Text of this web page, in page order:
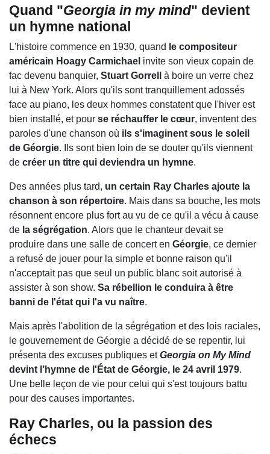
Quand "Georgia in my mind" devient
un hymne national
L'histoire commence en 1930, quand le compositeur
américain Hoagy Carmichael invite son vieux copain de
fac devenu banquier, Stuart Gorrell à boire un verre chez
lui à New York. Alors qu'ils sont tranquillement adossés
face au piano, les deux hommes constatent que l'hiver est
bien installé, et pour se réchauffer le cœur, inventent des
paroles d'une chanson où ils s'imaginent sous le soleil
de Géorgie. Ils sont bien loin de se douter qu'ils viennent
de créer un titre qui deviendra un hymne.
Des années plus tard, un certain Ray Charles ajoute la
chanson à son répertoire. Mais dans sa bouche, les mots
résonnent encore plus fort au vu de ce qu'il a vécu à cause
de la ségrégation. Alors que le chanteur devait se
produire dans une salle de concert en Géorgie, ce dernier
a refusé de jouer pour la simple et bonne raison qu'il
n'acceptait pas que seul un public blanc soit autorisé à
assister à son show. Sa rébellion le conduira à être
banni de l'état qui l'a vu naître.
Mais après l'abolition de la ségrégation et des lois raciales,
le gouvernement de Géorgie a décidé de se repentir, lui
présenta des excuses publiques etGeorgia on My Mind
devint l’hymne de l'État de Géorgie, le 24 avril 1979.
Une belle leçon de vie pour celui qui s'est toujours battu
pour des causes importantes.
Ray Charles, ou la passion des
échecs